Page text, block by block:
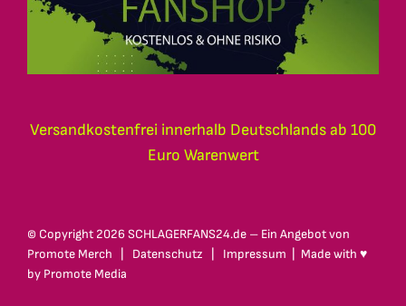
Versandkostenfrei innerhalb Deutschlands ab 100
Euro Warenwert
© Copyright 2026 SCHLAGERFANS24.de – Ein Angebot von
Promote Merch
Datenschutz Impressum | Made with ♥
by Promote Media